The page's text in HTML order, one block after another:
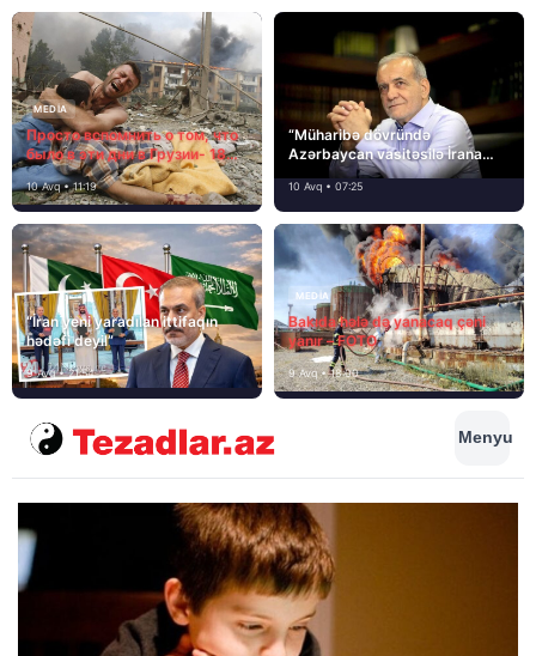
MEDİA
Просто вспомнить о том, что
было в эти дни в Грузии- 18
лет назад, 8 августа 2008
года…
10 Avq • 11:19
“Müharibə dövründə
Azərbaycan vasitəsilə İrana
yardım və dəstək göstərilib”
10 Avq • 07:25
“İran yeni yaradılan ittifaqın
hədəfi deyil”
9 Avq • 21:54
MEDİA
Bakıda hələ də yanacaq çəni
yanır – FOTO
9 Avq • 18:00
Menyu